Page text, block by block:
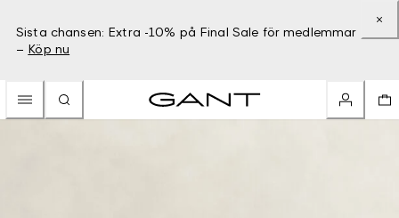
Sista chansen: Extra -10% på Final Sale för medlemmar
– Köp nu